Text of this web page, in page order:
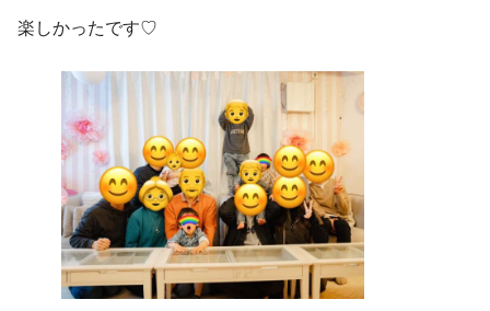
楽しかったです♡